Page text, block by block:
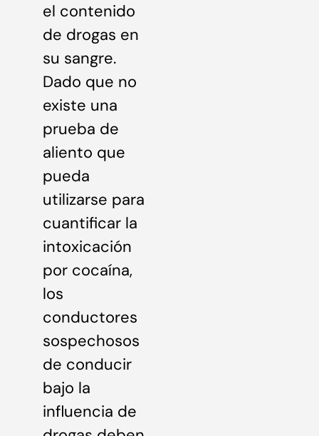
el contenido
de drogas en
su sangre.
Dado que no
existe una
prueba de
aliento que
pueda
utilizarse para
cuantificar la
intoxicación
por cocaína,
los
conductores
sospechosos
de conducir
bajo la
influencia de